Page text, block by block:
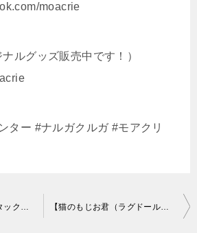
moacrie
ルグッズ販売中です！）
ター #ナルガクルガ #モアクリ
ネコもさるもの！猛烈タックル練習～Cat to practice tackle～マンチカン菊之助 【猫のもじお君（ラグドール）】 カリカリを食べるネコ 【Cat (ragdoll) Food delicious】